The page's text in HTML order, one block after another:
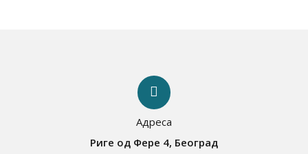
Адреса
Риге од Фере 4, Београд